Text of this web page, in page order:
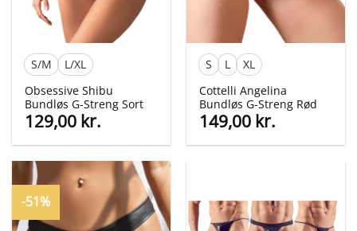
S/M
L/XL
Obsessive Shibu
Bundløs G-Streng Sort
129,00 kr.
S L
XL
Cottelli Angelina
Bundløs G-Streng Rød
149,00 kr.
-51%